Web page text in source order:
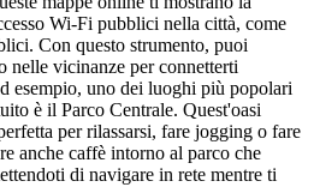
Wi-Fi pubblici nella città, come
Con questo strumento, puoi
nelle vicinanze per connetterti
esempio, uno dei luoghi più popolari
è il Parco Centrale. Quest'oasi
per rilassarsi, fare jogging o fare
anche caffè intorno al parco che
di navigare in rete mentre ti